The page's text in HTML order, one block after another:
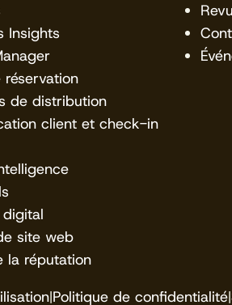
Insights
de distribution
client et check-in
site web
la réputation
|Politique de confidentialité|